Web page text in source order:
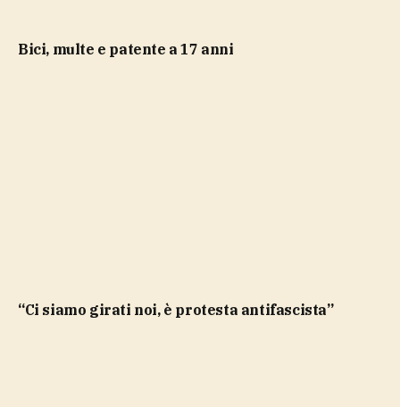
bici, multe e patente a 17 anni
“Ci siamo girati noi, è protesta antifascista”